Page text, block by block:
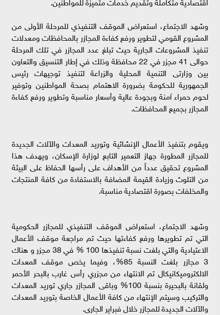
وشهد الاجتماع، استعراض الموقف التنفيذي للمرحلة الأولى من
المشروع القومي لتطوير ورفع كفاءة المجازر بالمحافظات ومعدلات
تنفيذ المشروعات الجارية حيث تبلغ عدد المجازر في تلك المرحلة
حوالى 41 مجزر في 22 محافظة وذلك في إطار التنسيق والتعاون
بين وزارتى التنمية المحلية والزراعة لتنفيذ توجيهات رئيس
الجمهورية للحكومة بضرورة الاهتمام بصحة المواطنين وتوفير
لحوم حمراء آمنة وبجودة عالية وأسعار مناسبة وتطوير ورفع كفاءة
المجازر بجميع المحافظات.
ويقوم بتنفيذ الأعمال الإنشائية وتوريد المعدات والآلات الجديدة
للمجازر المطورة جهاز التعمير التابع لوزارة الإسكان، ويهدف هذا
المشروع تحقيق عدداً من الأهداف على رأسها الحفاظ على البيئة
من التلوث وزيادة القيمة المضافة بالاستفادة من كافة المنتجات
والمخلفات بصورة اقتصادية مناسبة.
وشهد الاجتماع، استعراض الموقف التنفيذي للمجازر الحكومية
التي تم تطويرها ورفع كفاءتها حيث تم مراجعة موقف الأعمال
الاعتيادية والتي بلغت نسبة تنفيذها 100 % في 38 مجزر و هناك
3 مجازر بلغت النسبة 85%، وفيما يخص موقف المعدات
الالكتروميكانيكال تم الانتهاء من مجزري رأس غارب بالبحر الأحمر
ولقانة بالبحيرة بنسبة 100% وباقى المجازر جاري توريد المعدات
والتركيب وسيتم الإنتهاء من كافة الأعمال الخاصة بتوريد المعدات
والآلات الجديدة للمجازر خلال فبراير الجارى.